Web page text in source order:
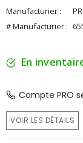
Manufacturier :
# Manufacturier :
En
Compte PRO
VOIR LES DÉTAILS